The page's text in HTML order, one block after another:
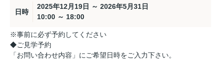
日時
2025年12月19日 ～ 2026年5月31日
10:00 ～ 18:00
※事前に必ず予約してください
◆ご見学予約
「お問い合わせ内容」にご希望日時をご入力下さい。